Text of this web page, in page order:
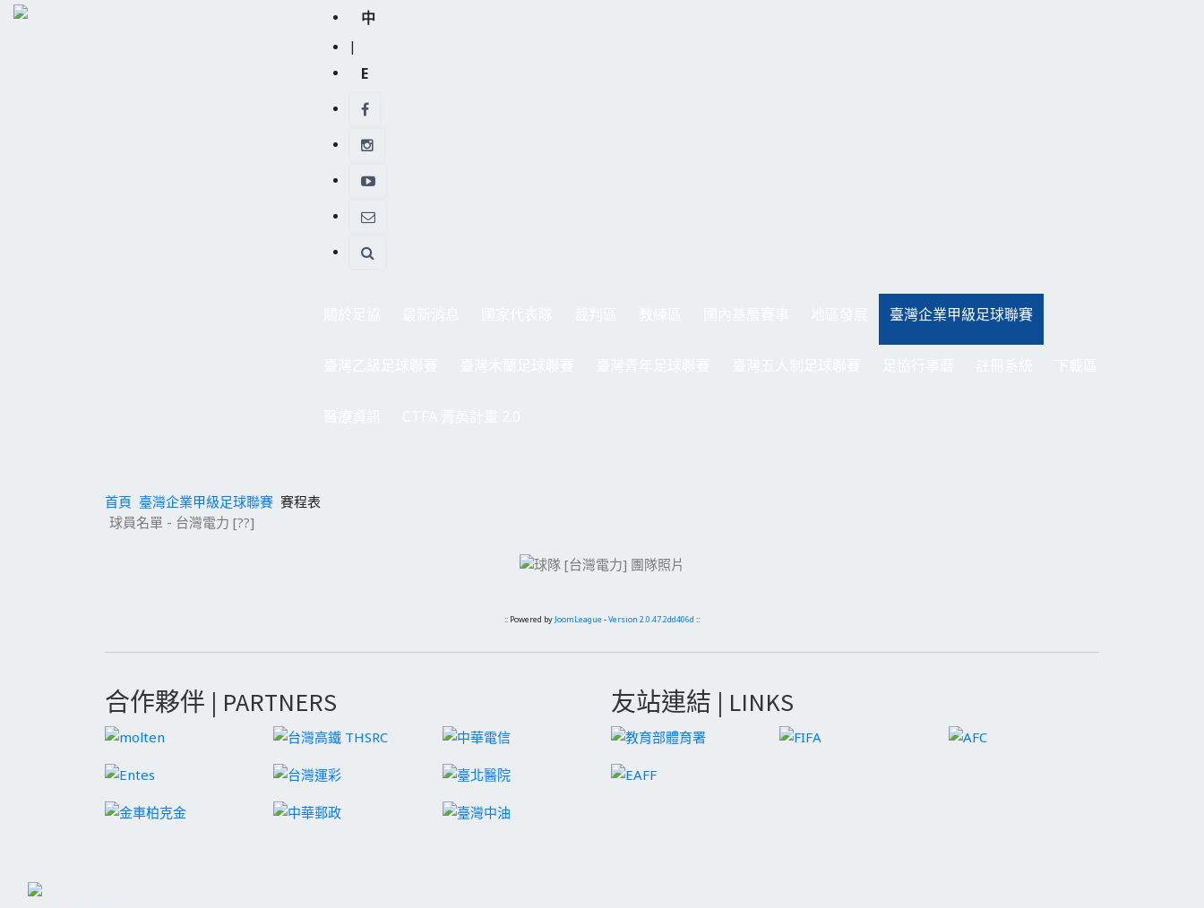
中
|
E
臺灣企業甲級足球聯賽
首頁 臺灣企業甲級足球聯賽 賽程表
球員名單 - 台灣電力 [??]
:: Powered by JoomLeague -Version 2.0.47.2dd406d ::
合作夥伴 | PARTNERS 友站連結 | LINKS